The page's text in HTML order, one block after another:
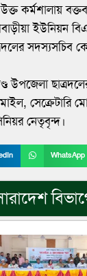
কর্মশালায়
ইউনিয়ন
সদস্যসচিব
উপজেলা
সেক্রেটারি
নেতৃবৃন্দ।
WhatsApp